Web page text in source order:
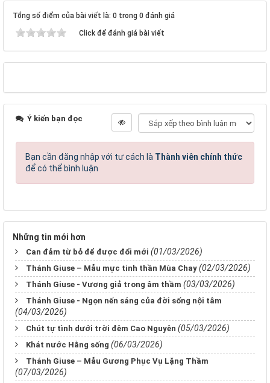
Tổng số điểm của bài viết là: 0 trong 0 đánh giá
Click để đánh giá bài viết
Ý kiến bạn đọc
Bạn cần đăng nhập với tư cách là Thành viên chính thức
để có thể bình luận
Những tin mới hơn
Can đảm từ bỏ để được đổi mới (01/03/2026)
Thánh Giuse – Mẫu mực tinh thần Mùa Chay (02/03/2026)
Thánh Giuse - Vương giả trong âm thầm (03/03/2026)
Thánh Giuse - Ngọn nến sáng của đời sống nội tâm
(04/03/2026)
Chút tự tình dưới trời đêm Cao Nguyên (05/03/2026)
Khát nước Hằng sống (06/03/2026)
Thánh Giuse – Mẫu Gương Phục Vụ Lặng Thầm
(07/03/2026)